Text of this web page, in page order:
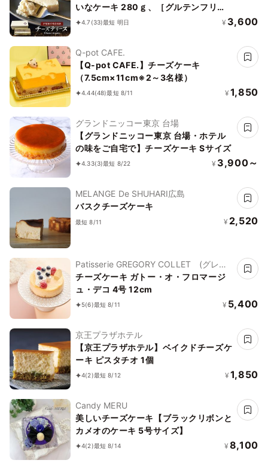
いなケーキ 280ｇ、［グルテンフリ
ー］魔法の チーズテリーヌ チーズケー
4.7 (33)最短 明日 ¥ 3,600
Q-pot CAFE.
【Q-pot CAFE.】チーズケーキ
（7.5cm×11cm※2～3名様）
4.44(48)最短 8/11 ¥ 1,850
グランドニッコー東京 台場
【グランドニッコー東京 台場・ホテル
の味をご自宅で】チーズケーキ Sサイズ
4.33(3)最短 8/22 ¥ 3,900～
MELANGE De SHUHARI広島
バスクチーズケーキ
最短 8/11 ¥ 2,520
Patisserie GREGORY COLLET (グレゴ
リー・コレ)
チーズケーキ ガトー・オ・フロマージ
ュ・デコ 4号 12cm
5(6)最短 8/11 ¥ 5,400
京王プラザホテル
【京王プラザホテル】ベイクドチーズケ
ーキ ピスタチオ 1個
4(2)最短 8/12 ¥ 1,850
Candy MERU
美しいチーズケーキ【ブラックリボンと
カメオのケーキ 5号サイズ】
4(2)最短 8/14 ¥ 8,100